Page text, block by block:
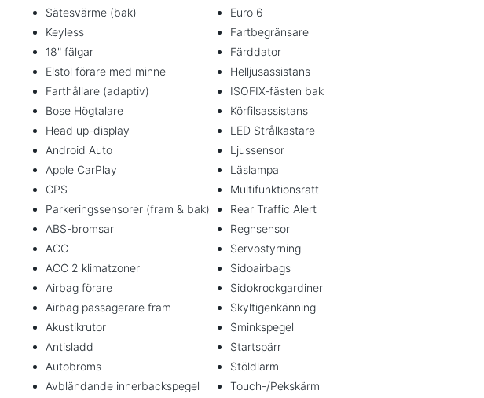
Sätesvärme (bak)
Keyless
18" fälgar
Elstol förare med minne
Farthållare (adaptiv)
Bose Högtalare
Head up-display
Android Auto
Apple CarPlay
GPS
Parkeringssensorer (fram & bak)
ABS-bromsar
ACC
ACC 2 klimatzoner
Airbag förare
Airbag passagerare fram
Akustikrutor
Antisladd
Autobroms
Avbländande innerbackspegel
Euro 6
Fartbegränsare
Färddator
Helljusassistans
ISOFIX-fästen bak
Körfilsassistans
LED Strålkastare
Ljussensor
Läslampa
Multifunktionsratt
Rear Traffic Alert
Regnsensor
Servostyrning
Sidoairbags
Sidokrockgardiner
Skyltigenkänning
Sminkspegel
Startspärr
Stöldlarm
Touch-/Pekskärm